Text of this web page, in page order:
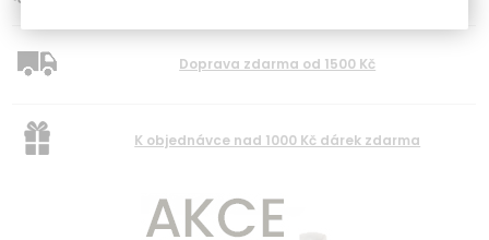
Doprava zdarma od 1500 Kč
K objednávce nad 1000 Kč dárek zdarma